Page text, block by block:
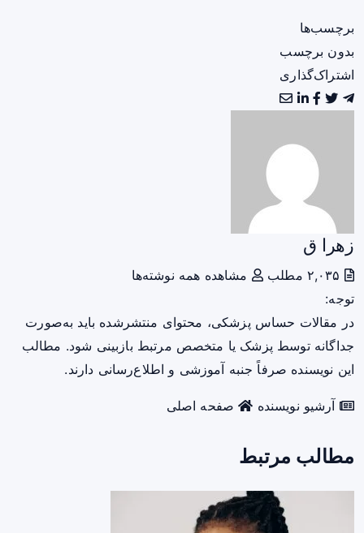
برچسب‌ها
بدون برچسب
اشتراک‌گذاری
زهرا ق
مشاهده همه نوشته‌ها
توجه:
در مقالات حساس پزشکی، محتوای منتشرشده باید به‌صورت
جداگانه توسط پزشک یا متخصص مرتبط بازبینی شود. مطالب
این نویسنده صرفاً جنبه آموزشی و اطلاع‌رسانی دارند.
آرشیو نویسنده صفحه اصلی
مطالب مرتبط